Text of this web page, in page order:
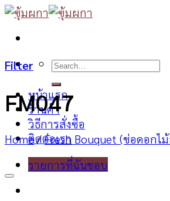
Skip
content
Search
หน้าแรก
ร้านค้า
วิธีการสั่งซื้อ
ติดต่อเรา
รายการที่ฉันชอบ
Filter
FM047
Home / Fresh Bouquet (ช่อดอกไ